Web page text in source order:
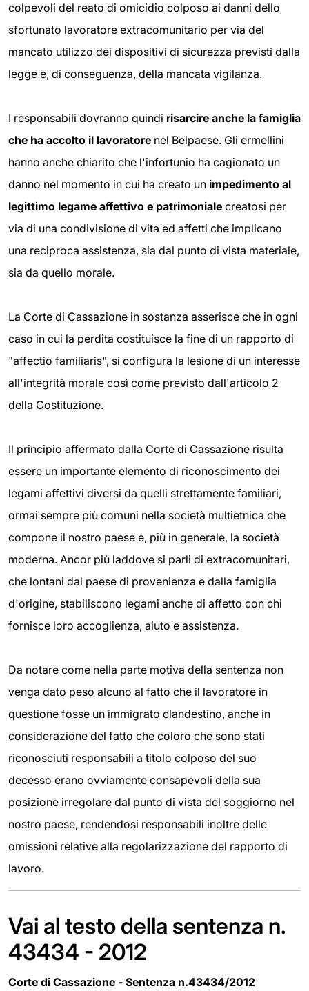
colpevoli del reato di omicidio colposo ai danni dello
sfortunato lavoratore extracomunitario per via del
mancato utilizzo dei dispositivi di sicurezza previsti dalla
legge e, di conseguenza, della mancata vigilanza.
I responsabili dovranno quindi risarcire anche la famiglia
che ha accolto il lavoratore nel Belpaese. Gli ermellini
hanno anche chiarito che l'infortunio ha cagionato un
danno nel momento in cui ha creato un impedimento al
legittimo legame affettivo e patrimoniale creatosi per
via di una condivisione di vita ed affetti che implicano
una reciproca assistenza, sia dal punto di vista materiale,
sia da quello morale.
La Corte di Cassazione in sostanza asserisce che in ogni
caso in cui la perdita costituisce la fine di un rapporto di
"affectio familiaris", si configura la lesione di un interesse
all'integrità morale così come previsto dall'articolo 2
della Costituzione.
Il principio affermato dalla Corte di Cassazione risulta
essere un importante elemento di riconoscimento dei
legami affettivi diversi da quelli strettamente familiari,
ormai sempre più comuni nella società multietnica che
compone il nostro paese e, più in generale, la società
moderna. Ancor più laddove si parli di extracomunitari,
che lontani dal paese di provenienza e dalla famiglia
d'origine, stabiliscono legami anche di affetto con chi
fornisce loro accoglienza, aiuto e assistenza.
Da notare come nella parte motiva della sentenza non
venga dato peso alcuno al fatto che il lavoratore in
questione fosse un immigrato clandestino, anche in
considerazione del fatto che coloro che sono stati
riconosciuti responsabili a titolo colposo del suo
decesso erano ovviamente consapevoli della sua
posizione irregolare dal punto di vista del soggiorno nel
nostro paese, rendendosi responsabili inoltre delle
omissioni relative alla regolarizzazione del rapporto di
lavoro.
Vai al testo della sentenza n.
43434 - 2012
Corte di Cassazione - Sentenza n.43434/2012